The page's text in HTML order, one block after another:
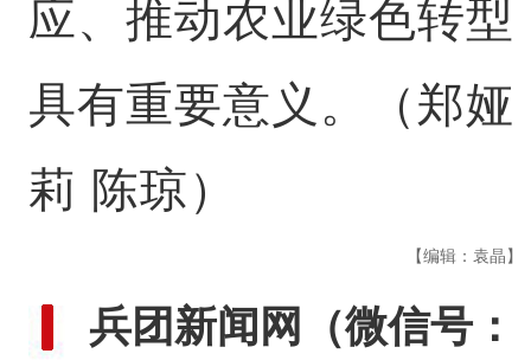
应、推动农业绿色转型
具有重要意义。（郑娅
莉 陈琼）
【编辑：袁晶】
兵团新闻网
（微信号：